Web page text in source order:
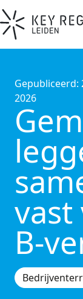
Gepubliceerd:
2026
vast
B-